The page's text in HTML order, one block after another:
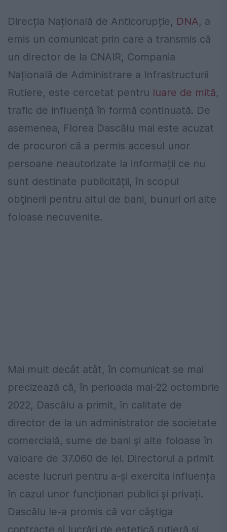
Direcția Națională de Anticorupție, DNA, a
emis un comunicat prin care a transmis că
un director de la CNAIR, Compania
Națională de Administrare a Infrastructurii
Rutiere, este cercetat pentru luare de mită,
trafic de influență în formă continuată. De
asemenea, Florea Dascălu mai este acuzat
de procurori că a permis accesul unor
persoane neautorizate la informații ce nu
sunt destinate publicității, în scopul
obţinerii pentru altul de bani, bunuri ori alte
foloase necuvenite.
Mai mult decât atât, în comunicat se mai
precizează că, în perioada mai-22 octombrie
2022, Dascălu a primit, în calitate de
director de la un administrator de societate
comercială, sume de bani și alte foloase în
valoare de 37.060 de lei. Directorul a primit
aceste lucruri pentru a-și exercita influența
în cazul unor funcționari publici și privați.
Dascălu le-a promis că vor câștiga
contracte și lucrări de estetică rutieră și